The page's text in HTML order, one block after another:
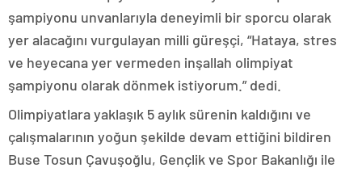
şampiyonu unvanlarıyla deneyimli bir sporcu olarak
yer alacağını vurgulayan milli güreşçi, “Hataya, stres
ve heyecana yer vermeden inşallah olimpiyat
şampiyonu olarak dönmek istiyorum.” dedi.
Olimpiyatlara yaklaşık 5 aylık sürenin kaldığını ve
çalışmalarının yoğun şekilde devam ettiğini bildiren
Buse Tosun Çavuşoğlu, Gençlik ve Spor Bakanlığı ile